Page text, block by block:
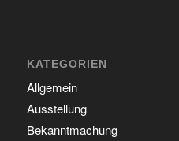
KATEGORIEN
Allgemein
Ausstellung
Bekanntmachung